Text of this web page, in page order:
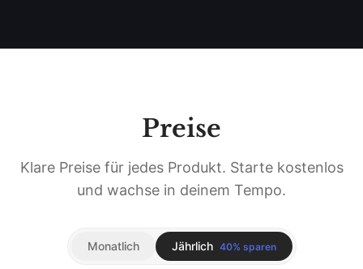
Preise
Klare Preise für jedes Produkt. Starte kostenlos
und wachse in deinem Tempo.
Monatlich Jährlich 40% sparen